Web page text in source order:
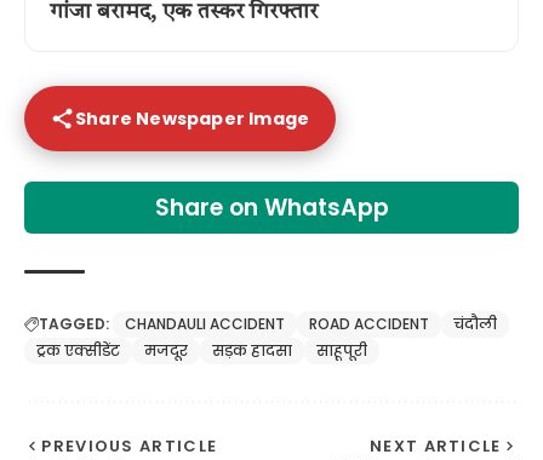
गांजा बरामद, एक तस्कर गिरफ्तार
Share Newspaper Image
Share on WhatsApp
TAGGED: CHANDAULI ACCIDENT ROAD ACCIDENT
चंदौली
ट्रक एक्सीडेंट
मजदूर सड़क हादसा साहूपूरी
PREVIOUS ARTICLE NEXT ARTICLE